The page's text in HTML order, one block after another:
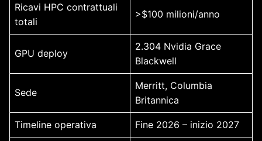
Ricavi HPC contrattuali
totali
>$100 milioni/anno
GPU deploy
2.304 Nvidia Grace
Blackwell
Sede
Merritt, Columbia
Britannica
Timeline operativa Fine 2026 – inizio 2027